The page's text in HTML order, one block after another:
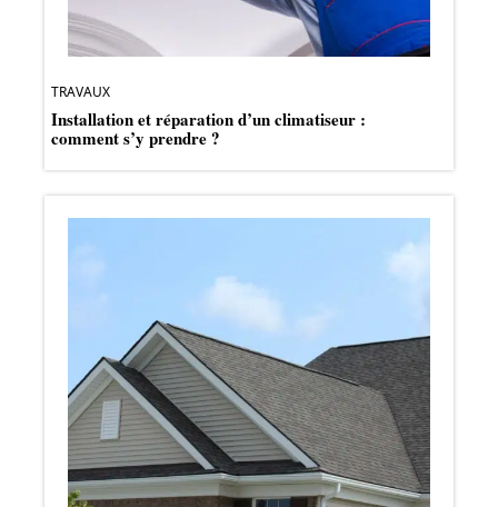
TRAVAUX
Installation et réparation d’un climatiseur :
comment s’y prendre ?